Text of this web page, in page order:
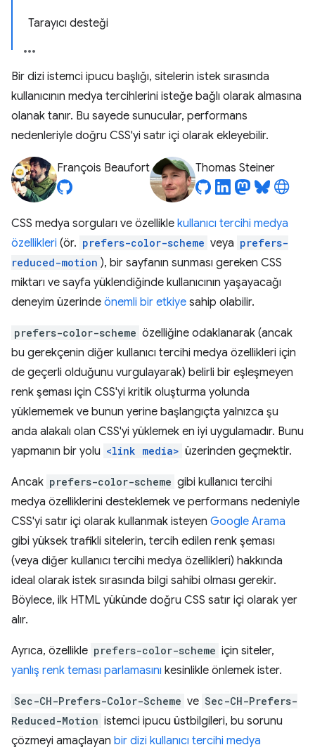
Tarayıcı desteği
Bir dizi istemci ipucu başlığı, sitelerin istek sırasında
kullanıcının medya tercihlerini isteğe bağlı olarak almasına
olanak tanır. Bu sayede sunucular, performans
nedenleriyle doğru CSS'yi satır içi olarak ekleyebilir.
François Beaufort Thomas Steiner
CSS medya sorguları ve özellikle kullanıcı tercihi medya
özellikleri (ör. prefers-color-scheme veya prefers-
reduced-motion ), bir sayfanın sunması gereken CSS
miktarı ve sayfa yüklendiğinde kullanıcının yaşayacağı
deneyim üzerinde önemli bir etkiye sahip olabilir.
prefers-color-scheme özelliğine odaklanarak (ancak
bu gerekçenin diğer kullanıcı tercihi medya özellikleri için
de geçerli olduğunu vurgulayarak) belirli bir eşleşmeyen
renk şeması için CSS'yi kritik oluşturma yolunda
yüklememek ve bunun yerine başlangıçta yalnızca şu
anda alakalı olan CSS'yi yüklemek en iyi uygulamadır. Bunu
yapmanın bir yolu <link media> üzerinden geçmektir.
Ancak prefers-color-scheme gibi kullanıcı tercihi
medya özelliklerini desteklemek ve performans nedeniyle
CSS'yi satır içi olarak kullanmak isteyen Google Arama
gibi yüksek trafikli sitelerin, tercih edilen renk şeması
(veya diğer kullanıcı tercihi medya özellikleri) hakkında
ideal olarak istek sırasında bilgi sahibi olması gerekir.
Böylece, ilk HTML yükünde doğru CSS satır içi olarak yer
alır.
Ayrıca, özellikle prefers-color-scheme için siteler,
yanlış renk teması parlamasını kesinlikle önlemek ister.
Sec-CH-Prefers-Color-Scheme ve Sec-CH-Prefers-
Reduced-Motion istemci ipucu üstbilgileri, bu sorunu
çözmeyi amaçlayan bir dizi kullanıcı tercihi medya